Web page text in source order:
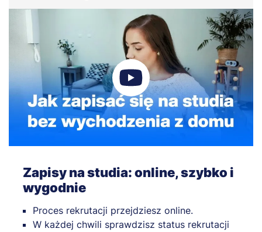
Zapisy na studia: online, szybko i
wygodnie
Proces rekrutacji przejdziesz online.
W każdej chwili sprawdzisz status rekrutacji